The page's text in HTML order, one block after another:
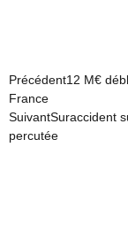
Précédent12 M€
France
SuivantSuraccident
percutée